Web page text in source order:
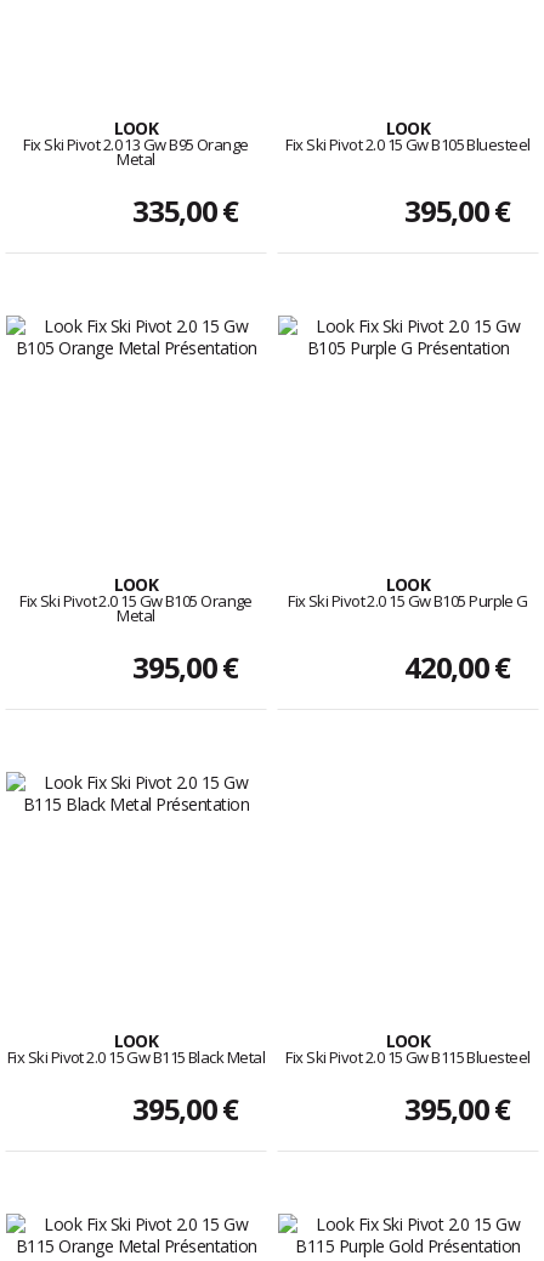
LOOK
Fix Ski Pivot 2.0 13 Gw B95 Orange
Metal
335,00 €
LOOK
Fix Ski Pivot 2.0 15 Gw B105 Bluesteel
395,00 €
LOOK
Fix Ski Pivot 2.0 15 Gw B105 Orange
Metal
395,00 €
LOOK
Fix Ski Pivot 2.0 15 Gw B105 Purple G
420,00 €
LOOK
Fix Ski Pivot 2.0 15 Gw B115 Black Metal
395,00 €
LOOK
Fix Ski Pivot 2.0 15 Gw B115 Bluesteel
395,00 €